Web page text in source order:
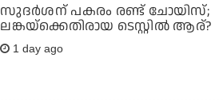
സുദര്‍ശന് പകരം രണ്ട് ചോയിസ്;
ലങ്കയ്‌ക്കെതിരായ ടെസ്റ്റില്‍ ആര്?
1 day ago